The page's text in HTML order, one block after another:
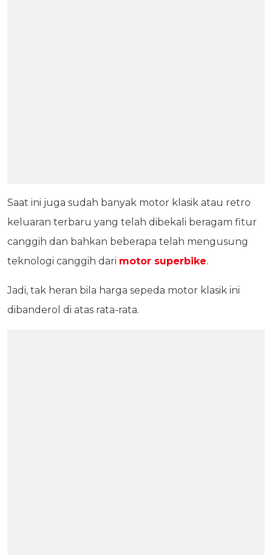
Saat ini juga sudah banyak motor klasik atau retro
keluaran terbaru yang telah dibekali beragam fitur
canggih dan bahkan beberapa telah mengusung
teknologi canggih dari motor superbike.
Jadi, tak heran bila harga sepeda motor klasik ini
dibanderol di atas rata-rata.